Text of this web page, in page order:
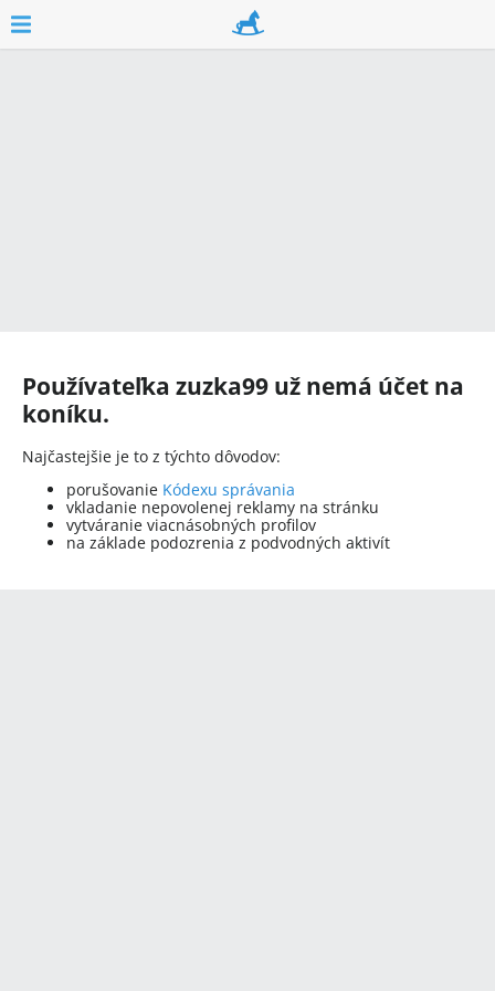
Používateľka zuzka99 už nemá účet na
koníku.
Najčastejšie je to z týchto dôvodov:
porušovanie Kódexu správania
vkladanie nepovolenej reklamy na stránku
vytváranie viacnásobných profilov
na základe podozrenia z podvodných aktivít